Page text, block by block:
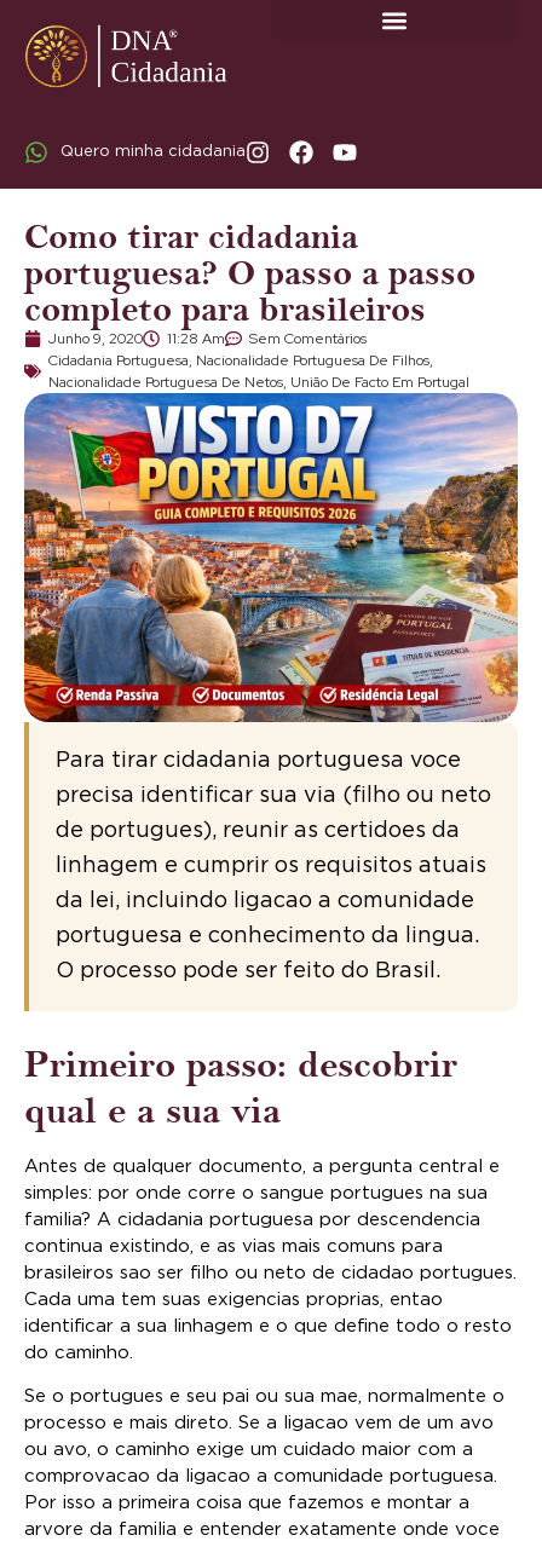
Quero minha cidadania
Como tirar cidadania
portuguesa? O passo a passo
completo para brasileiros
Junho 9, 2020 11:28 Am
Sem Comentários
Cidadania Portuguesa, Nacionalidade Portuguesa De Filhos,
Nacionalidade Portuguesa De Netos, União De Facto Em Portugal
Para tirar cidadania portuguesa voce
precisa identificar sua via (filho ou neto
de portugues), reunir as certidoes da
linhagem e cumprir os requisitos atuais
da lei, incluindo ligacao a comunidade
portuguesa e conhecimento da lingua.
O processo pode ser feito do Brasil.
Primeiro passo: descobrir
qual e a sua via
Antes de qualquer documento, a pergunta central e
simples: por onde corre o sangue portugues na sua
familia? A cidadania portuguesa por descendencia
continua existindo, e as vias mais comuns para
brasileiros sao ser filho ou neto de cidadao portugues.
Cada uma tem suas exigencias proprias, entao
identificar a sua linhagem e o que define todo o resto
do caminho.
Se o portugues e seu pai ou sua mae, normalmente o
processo e mais direto. Se a ligacao vem de um avo
ou avo, o caminho exige um cuidado maior com a
comprovacao da ligacao a comunidade portuguesa.
Por isso a primeira coisa que fazemos e montar a
arvore da familia e entender exatamente onde voce